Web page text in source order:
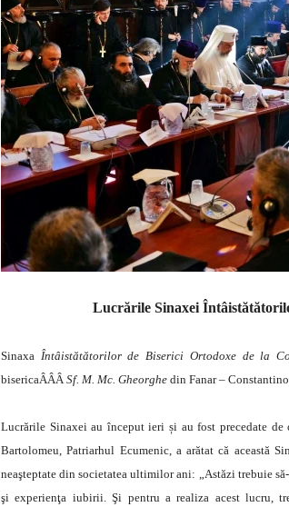
Lucrările Sinaxei
Sinaxa Întâistătătorilor de Biserici Ortodoxe de la
bisericaÂÂÂSf. M. Mc. Gheorghe din Fanar –
Lucrările Sinaxei au început ieri și au fost precedate
Bartolomeu, Patriarhul Ecumenic, a arătat că această
neaşteptate din societatea ultimilor ani: „Astăzi trebuie
şi experienţa iubirii. Şi pentru a realiza acest lucru,